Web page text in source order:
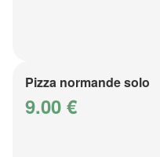
Pizza normande solo
9.00 €